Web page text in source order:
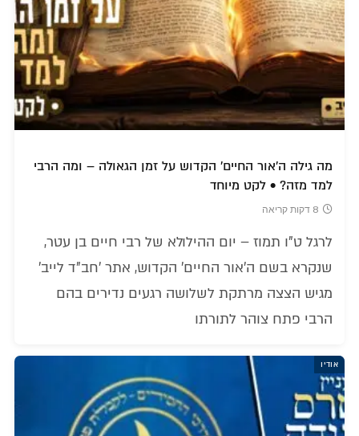
מה גילה ה'אור החיים' הקדוש על זמן הגאולה – ומה הרבי
למד מזה? • לקט מיוחד
8 דקות קריאה
לרגל ט"ו תמוז – יום ההילולא של רבי חיים בן עטר,
שנקרא בשם ה'אור החיים' הקדוש, אתר 'חב"ד לייב'
מגיש הצצה מרתקת לשלושה רגעים נדירים בהם
הרבי פתח צוהר לתורתו
אודיו